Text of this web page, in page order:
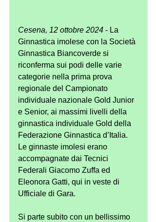
Cesena, 12 ottobre 2024 - La
Ginnastica imolese con la Società
Ginnastica Biancoverde si
riconferma sui podi delle varie
categorie nella prima prova
regionale del Campionato
individuale nazionale Gold Junior
e Senior, ai massimi livelli della
ginnastica individuale Gold della
Federazione Ginnastica d’Italia.
Le ginnaste imolesi erano
accompagnate dai Tecnici
Federali Giacomo Zuffa ed
Eleonora Gatti, qui in veste di
Ufficiale di Gara.
Si parte subito con un bellissimo